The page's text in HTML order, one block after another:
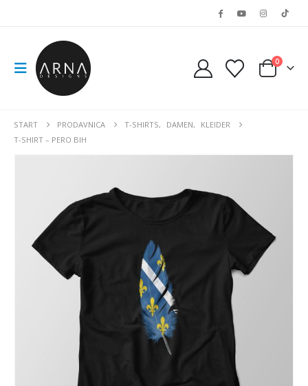
0
START PRODAVNICA T-SHIRTS, DAMEN,
KLEIDER
T-SHIRT – PERO BIH